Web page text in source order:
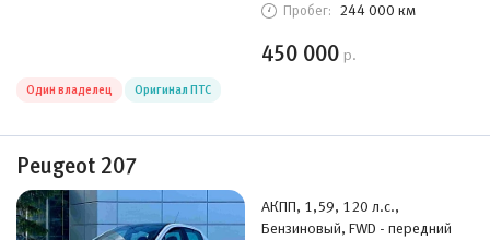
Пробег: 244 000 км
450 000 р.
Один владелец Оригинал ПТС
Peugeot 207
АКПП, 1,59, 120 л.с.,
Бензиновый, FWD - передний